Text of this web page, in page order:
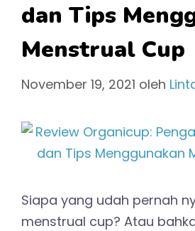
dan Tips
Menstrual Cup
November 19, 2021 oleh
Siapa yang udah pernah
menstrual cup? Atau